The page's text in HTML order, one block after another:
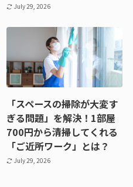
July 29, 2026
「スペースの掃除が大変す
ぎる問題」を解決！1部屋
700円から清掃してくれる
「ご近所ワーク」とは？
July 29, 2026